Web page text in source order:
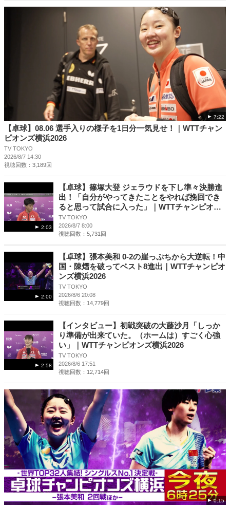
7:22
【卓球】08.06 選手入りの様子を1日分一気見せ！｜WTTチャン
ピオンズ横浜2026
TV TOKYO
2026/8/7 14:30
視聴回数：3,189回
2:03
【卓球】篠塚大登 ジェラウドを下し準々決勝進
出！「自分がやってきたことをやれば挽回でき
ると思って試合に入った」｜WTTチャンピオン
ズ横浜2026
TV TOKYO
2026/8/7 8:00
視聴回数：5,731回
2:00
【卓球】張本美和 0-2の崖っぷちから大逆転！中
国・陳熠を破ってベスト8進出｜WTTチャンピオ
ンズ横浜2026
TV TOKYO
2026/8/6 20:08
視聴回数：14,779回
2:58
【インタビュー】初戦突破の大藤沙月「しっか
り準備が出来ていた。（ホームは）すごく心強
い」｜WTTチャンピオンズ横浜2026
TV TOKYO
2026/8/6 17:51
視聴回数：12,714回
0:15